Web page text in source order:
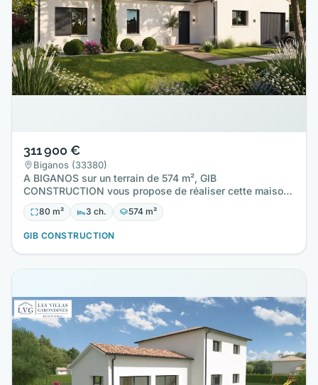
311 900 €
Biganos (33380)
A BIGANOS sur un terrain de 574 m², GIB
CONSTRUCTION vous propose de réaliser cette maison
neuve d'une surface de 80 m²…
80 m² 3 ch. 574 m²
GIB CONSTRUCTION